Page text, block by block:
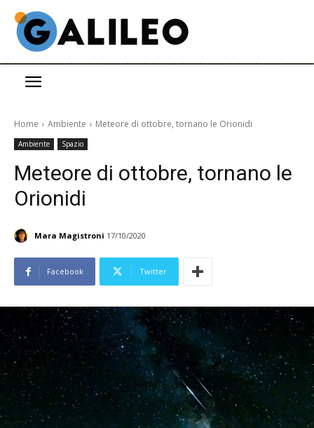
Home Ambiente Meteore di ottobre, tornano le Orionidi
Ambiente Spazio
Meteore di ottobre, tornano le
Orionidi
Mara Magistroni 17/10/2020
Facebook Twitter